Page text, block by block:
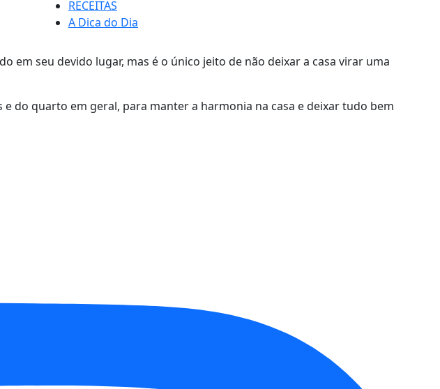
RECEITAS
A Dica do Dia
em seu devido lugar, mas é o único jeito de não deixar a casa virar uma
do quarto em geral, para manter a harmonia na casa e deixar tudo bem